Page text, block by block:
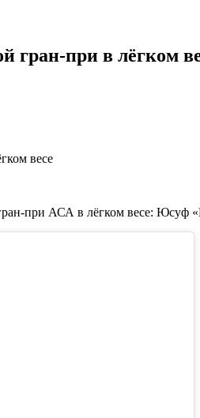
гран-при в лёгком
весе
при АСА в лёгком весе: